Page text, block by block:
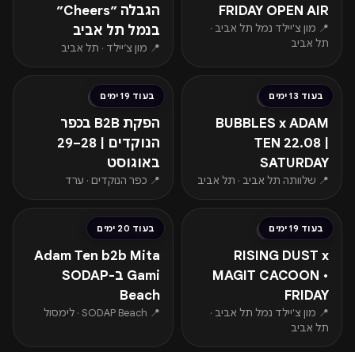
FRIDAY OPEN AIR
📍 מון צ'יילד נמל תל אביב ·
תל אביב
הגבלה ״Cheers״
בנמל תל אביב
📍 מון צ׳יילד · תל אביב
בעוד 13 ימים
שבת · 22.08
BUBBLES x ADAM
TEN 22.08 |
SATURDAY
📍 שלוותה תל אביב · תל אביב
בעוד 19 ימים
החל מ-₪300
שישי · 28.08
הפקת B2B בכפר
הנוקדים | 28–29
באוגוסט
📍 כפר הנוקדים · ערד
בעוד 19 ימים
שישי · 28.08
RISING DUST x
MAGIT CACOON •
FRIDAY
📍 מון צ'יילד נמל תל אביב ·
תל אביב
בעוד 20 ימים
שבת · 29.08
Adam Ten b2b Mita
Gami ב-SODAP
Beach
📍 SODAP Beach · לימסול